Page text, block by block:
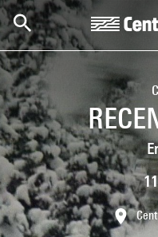
Skip to main content
Centre Pompidou